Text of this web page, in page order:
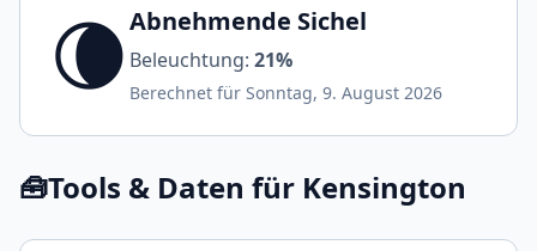
🌘Abnehmende Sichel
Beleuchtung: 21%
Berechnet für Sonntag, 9. August 2026
🧰Tools & Daten für Kensington